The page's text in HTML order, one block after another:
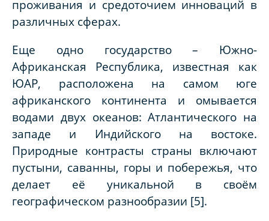
проживания и средоточием инноваций в
различных сферах.
Еще одно государство – Южно-
Африканская Республика, известная как
ЮАР, расположена на самом юге
африканского континента и омывается
водами двух океанов: Атлантического на
западе и Индийского на востоке.
Природные контрасты страны включают
пустыни, саванны, горы и побережья, что
делает её уникальной в своём
географическом разнообразии [5].